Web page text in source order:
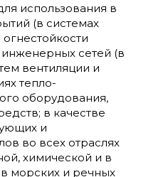
использования в
(в системах
инженерных сетей (в
вентиляции и
тепло-
оборудования,
в качестве
и
во всех отраслях
химической и в
морских и речных